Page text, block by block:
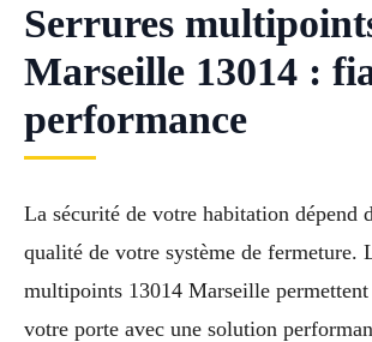
Serrures
Marseille 13014 :
performance
La sécurité de votre habitation dépend
qualité de votre système de fermeture.
multipoints 13014 Marseille
votre porte avec une solution